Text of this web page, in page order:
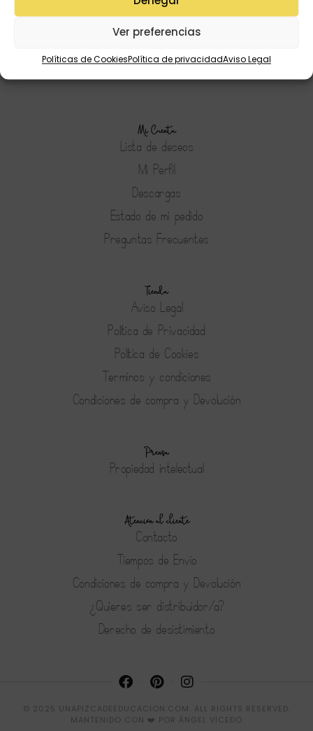
Ver preferencias
Políticas de CookiesPolítica de privacidadAviso Legal
Mi Cuenta
Lista de deseos
Mi Perfil
Descargas
Estado de mi pedido
Preguntas Frecuentes
Tienda
Aviso Legal
Política de Privacidad
Política de Cookies
Terminos y condiciones
Condiciones de compra y Devolución
Prensa
Propiedad intelectual
Atención al cliente
Contacto
Tiempos de Envío
Condiciones de compra y Devolución
¿Quieres ser distribuidor/a?
Derecho de desistimiento
© 2025 UNAPIZCADEEDUCACION.COM. ALL RIGHTS RESERVED.
MANTENIDO CON ❤️ POR ÁNGEL VICEDO